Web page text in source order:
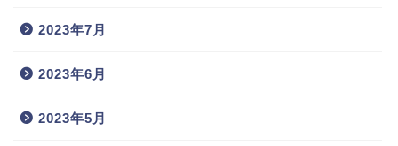
2023年7月
2023年6月
2023年5月